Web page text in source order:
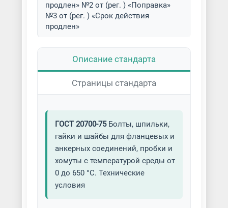
продлен» №2 от (рег. ) «Поправка»
№3 от (рег. ) «Срок действия
продлен»
Описание стандарта
Страницы стандарта
ГОСТ 20700-75Болты, шпильки,
гайки и шайбы для фланцевых и
анкерных соединений, пробки и
хомуты с температурой среды от
0 до 650 °С. Технические
условия